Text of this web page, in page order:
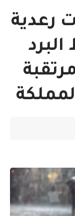
رعدية